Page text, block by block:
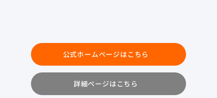
公式ホームページはこちら
詳細ページはこちら